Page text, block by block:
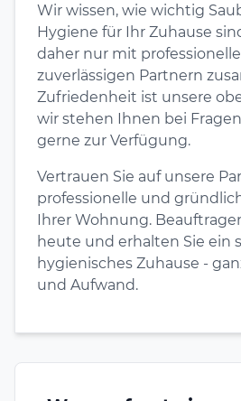
Wir wissen, wie wichtig
Hygiene für Ihr Zuhause
daher nur mit
zuverlässigen Partnern
Zufriedenheit ist unsere
wir stehen Ihnen bei
gerne zur Verfügung.
Vertrauen Sie auf unsere
professionelle und
Ihrer Wohnung.
heute und erhalten Sie ein
hygienisches Zuhause -
und Aufwand.